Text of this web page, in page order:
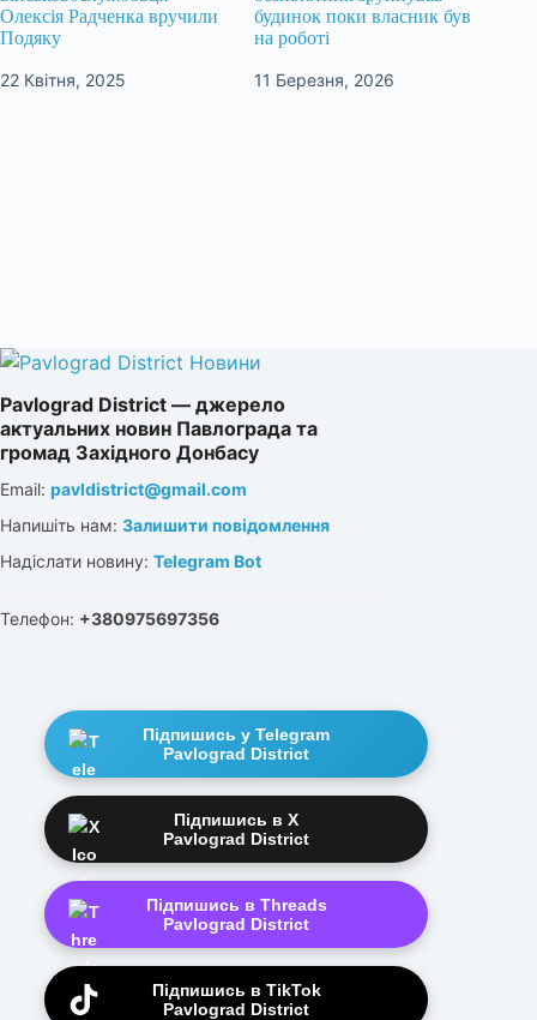
Олексія Радченка вручили
Подяку
22 Квітня, 2025
будинок поки власник був
на роботі
11 Березня, 2026
Pavlograd District — джерело
актуальних новин Павлограда та
громад Західного Донбасу
Email: pavldistrict@gmail.com
Напишіть нам: Залишити повідомлення
Надіслати новину: Telegram Bot
Телефон: +380975697356
Підпишись у Telegram
Pavlograd District
Підпишись в X
Pavlograd District
Підпишись в Threads
Pavlograd District
Підпишись в TikTok
Pavlograd District